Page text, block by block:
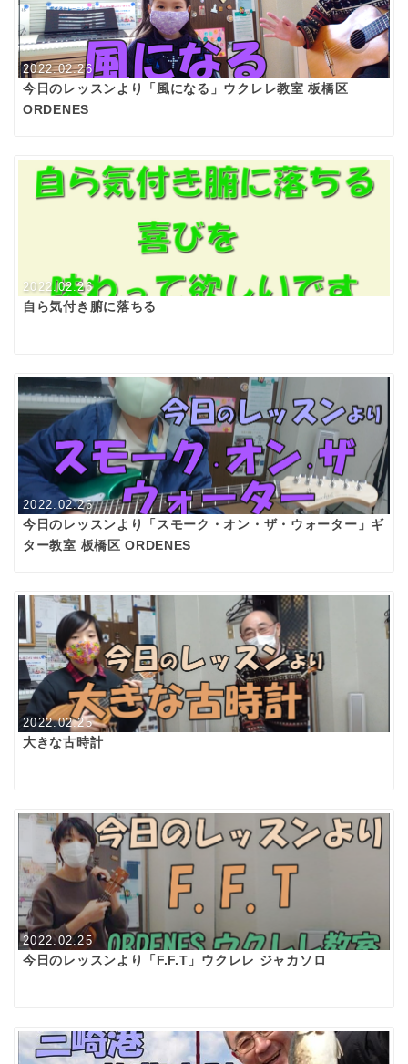
2022.02.26
今日のレッスンより「風になる」ウクレレ教室 板橋区
ORDENES
2022.02.26
自ら気付き腑に落ちる
2022.02.26
今日のレッスンより「スモーク・オン・ザ・ウォーター」ギ
ター教室 板橋区 ORDENES
2022.02.25
大きな古時計
2022.02.25
今日のレッスンより「F.F.T」ウクレレ ジャカソロ